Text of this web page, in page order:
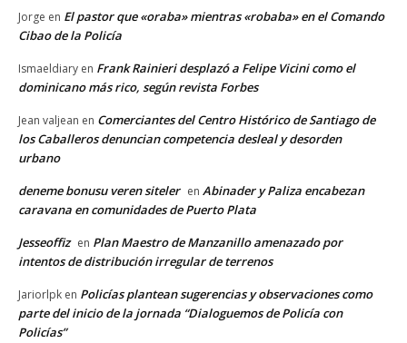
Jorge en El pastor que «oraba» mientras «robaba» en el Comando
Cibao de la Policía
Ismaeldiary en Frank Rainieri desplazó a Felipe Vicini como el
dominicano más rico, según revista Forbes
Jean valjean en Comerciantes del Centro Histórico de Santiago de
los Caballeros denuncian competencia desleal y desorden
urbano
deneme bonusu veren siteler en Abinader y Paliza encabezan
caravana en comunidades de Puerto Plata
Jesseoffiz en Plan Maestro de Manzanillo amenazado por
intentos de distribución irregular de terrenos
Jariorlpk en Policías plantean sugerencias y observaciones como
parte del inicio de la jornada “Dialoguemos de Policía con
Policías”